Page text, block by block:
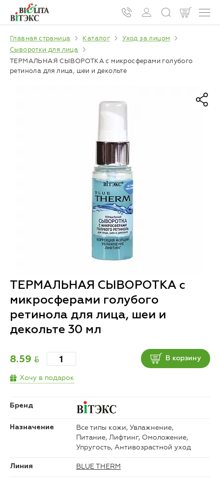
Главная страница Каталог
Уход за лицом
Сыворотки для лица
ТЕРМАЛЬНАЯ СЫВОРОТКА с микросферами голубого
ретинола для лица, шеи и декольте
ТЕРМАЛЬНАЯ СЫВОРОТКА с
микросферами голубого
ретинола для лица, шеи и
декольте 30 мл
8.59 BYN В корзину
Хочу в подарок
Бренд
Назначение
Все типы кожи, Увлажнение,
Питание, Лифтинг, Омоложение,
Упругость, Антивозрастной уход
Линия BLUE THERM